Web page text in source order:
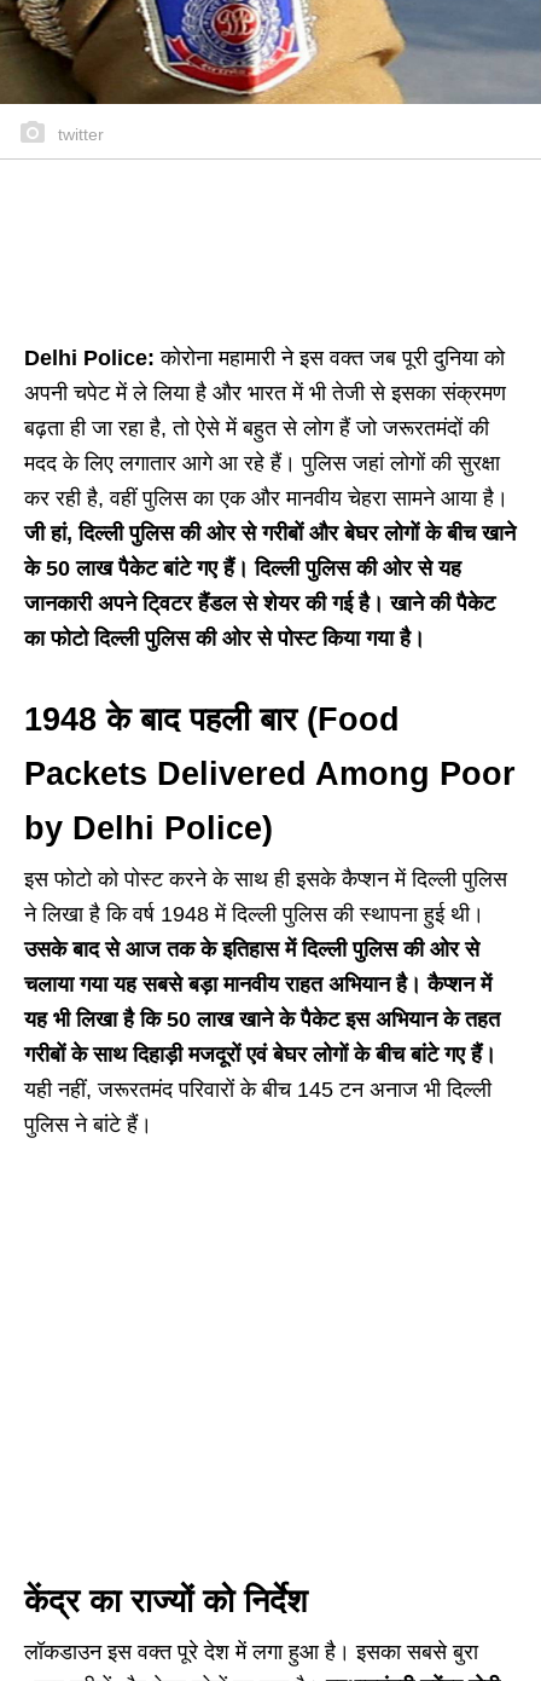
twitter
Delhi Police:कोरोना महामारी ने इस वक्त जब पूरी दुनिया को
अपनी चपेट में ले लिया है और भारत में भी तेजी से इसका संक्रमण
बढ़ता ही जा रहा है, तो ऐसे में बहुत से लोग हैं जो जरूरतमंदों की
मदद के लिए लगातार आगे आ रहे हैं। पुलिस जहां लोगों की सुरक्षा
कर रही है, वहीं पुलिस का एक और मानवीय चेहरा सामने आया है।
जी हां, दिल्ली पुलिस की ओर से गरीबों और बेघर लोगों के बीच खाने
के 50 लाख पैकेट बांटे गए हैं। दिल्ली पुलिस की ओर से यह
जानकारी अपने टि्वटर हैंडल से शेयर की गई है। खाने की पैकेट
का फोटो दिल्ली पुलिस की ओर से पोस्ट किया गया है।
1948 के बाद पहली बार (Food
Packets Delivered Among Poor
by Delhi Police)
इस फोटो को पोस्ट करने के साथ ही इसके कैप्शन में दिल्ली पुलिस
ने लिखा है कि वर्ष 1948 में दिल्ली पुलिस की स्थापना हुई थी।
उसके बाद से आज तक के इतिहास में दिल्ली पुलिस की ओर से
चलाया गया यह सबसे बड़ा मानवीय राहत अभियान है। कैप्शन में
यह भी लिखा है कि 50 लाख खाने के पैकेट इस अभियान के तहत
गरीबों के साथ दिहाड़ी मजदूरों एवं बेघर लोगों के बीच बांटे गए हैं।
यही नहीं, जरूरतमंद परिवारों के बीच 145 टन अनाज भी दिल्ली
पुलिस ने बांटे हैं।
केंद्र का राज्यों को निर्देश
लॉकडाउन इस वक्त पूरे देश में लगा हुआ है। इसका सबसे बुरा